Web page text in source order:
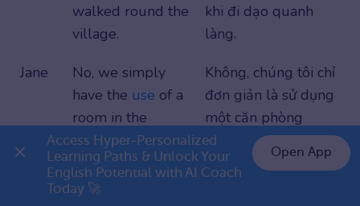
walked round the
village.
khi đi dạo quanh
làng.
Jane
No, we simply
have the use of a
room in the
village hall, the
West Room.
Không, chúng tôi chỉ
đơn giản là sử dụng
một căn phòng
trong hội trường
làng, phòng phía
👉 Premium 1 năm chỉ 799K
Access Hyper-Personalized
Learning Paths & Unlock Your
English Potential with AI Coach
Today 🚀
Open App